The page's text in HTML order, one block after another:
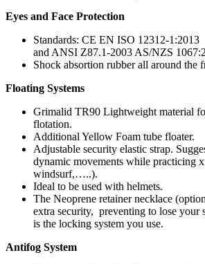
Eyes and Face Protection
Standards: CE EN ISO 12312-
and ANSI Z87.1-2003 AS/NZS
Shock absortion rubber all around the
Floating Systems
Grimalid TR90 Lightweight material
flotation.
Additional Yellow Foam tube floater.
Adjustable security elastic strap.
dynamic movements while practicing
windsurf,…..).
Ideal to be used with helmets.
The Neoprene retainer necklace
extra security, preventing to lose your
is the locking system you use.
Antifog System